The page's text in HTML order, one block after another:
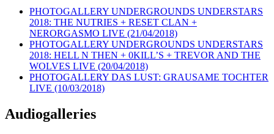
PHOTOGALLERY UNDERGROUNDS UNDERSTARS
2018: THE NUTRIES + RESET CLAN +
NERORGASMO LIVE (21/04/2018)
PHOTOGALLERY UNDERGROUNDS UNDERSTARS
2018: HELL N THEN + 0KILL’S + TREVOR AND THE
WOLVES LIVE (20/04/2018)
PHOTOGALLERY DAS LUST: GRAUSAME TOCHTER
LIVE (10/03/2018)
Audiogalleries